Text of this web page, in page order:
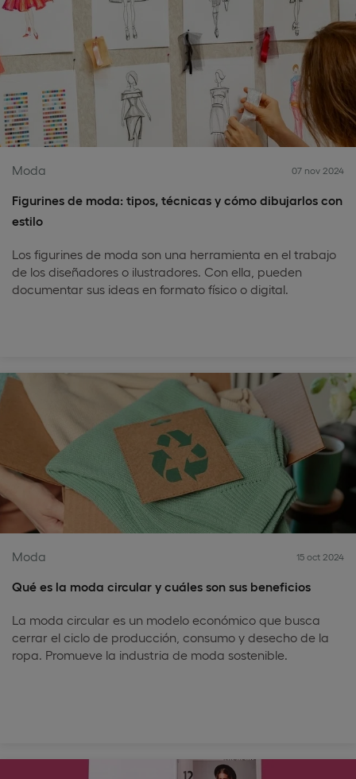
Moda 07 nov 2024
Figurines de moda: tipos, técnicas y cómo dibujarlos con
estilo
Los figurines de moda son una herramienta en el trabajo
de los diseñadores o ilustradores. Con ella, pueden
documentar sus ideas en formato físico o digital.
Moda 15 oct 2024
Qué es la moda circular y cuáles son sus beneficios
La moda circular es un modelo económico que busca
cerrar el ciclo de producción, consumo y desecho de la
ropa. Promueve la industria de moda sostenible.